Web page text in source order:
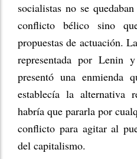
socialistas no se
conflicto bélico sino
propuestas de actuación.
representada por Lenin
presentó una enmienda
establecía la alternativa
habría que pararla por
conflicto para agitar al
del capitalismo.